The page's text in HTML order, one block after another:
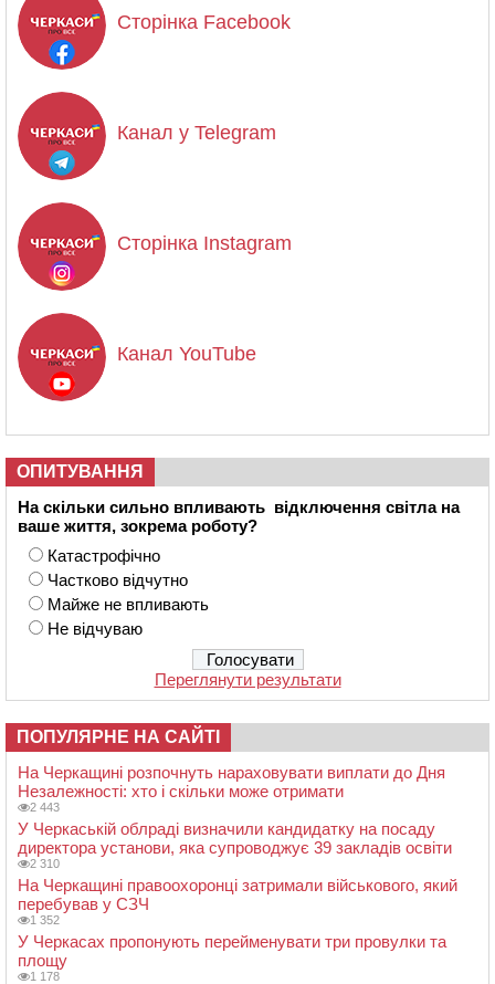
Сторінка Facebook
Канал у Telegram
Сторінка Instagram
Канал YouTube
ОПИТУВАННЯ
На скільки сильно впливають відключення світла на
ваше життя, зокрема роботу?
Катастрофічно
Частково відчутно
Майже не впливають
Не відчуваю
Переглянути результати
ПОПУЛЯРНЕ НА САЙТІ
На Черкащині розпочнуть нараховувати виплати до Дня
Незалежності: хто і скільки може отримати
2 443
У Черкаській облраді визначили кандидатку на посаду
директора установи, яка супроводжує 39 закладів освіти
2 310
На Черкащині правоохоронці затримали військового, який
перебував у СЗЧ
1 352
У Черкасах пропонують перейменувати три провулки та
площу
1 178